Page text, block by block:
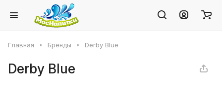
Главная Бренды Derby Blue
Derby Blue